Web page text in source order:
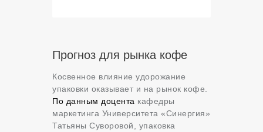
Прогноз для рынка кофе
Косвенное влияние удорожание
упаковки оказывает и на рынок кофе.
По данным доцента кафедры
маркетинга Университета «Синергия»
Татьяны Суворовой, упаковка